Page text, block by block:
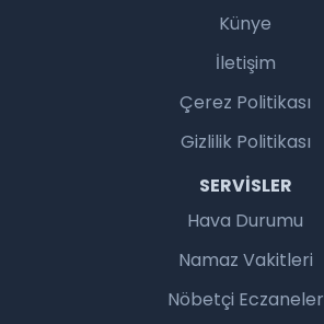
Künye
İletişim
Çerez Politikası
Gizlilik Politikası
SERVISLER
Hava Durumu
Namaz Vakitleri
Nöbetçi Eczaneler